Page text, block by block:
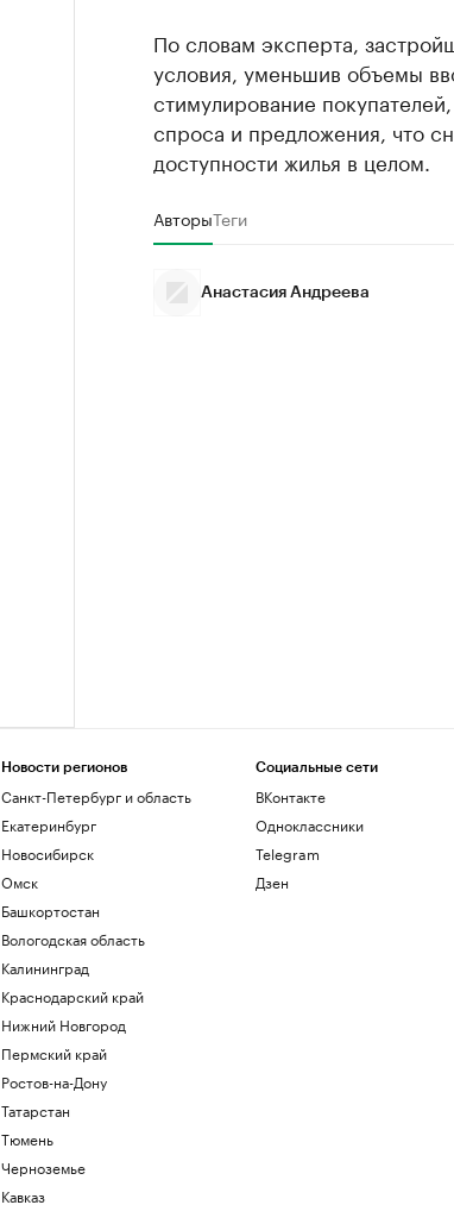
По словам эксперта,
условия, уменьшив объемы
стимулирование
спроса и предложения, что
доступности жилья в целом.
АвторыТеги
Анастасия Андреева
Новости регионов
Санкт-Петербург и область
Екатеринбург
Новосибирск
Омск
Башкортостан
Вологодская область
Калининград
Краснодарский край
Нижний Новгород
Пермский край
Ростов-на-Дону
Татарстан
Тюмень
Черноземье
Кавказ
Социальные сети
ВКонтакте
Одноклассники
Telegram
Дзен